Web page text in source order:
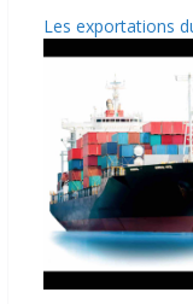
Les exportations